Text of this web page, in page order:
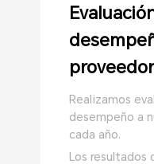
Realizamos
desempeño a
cada año.
Los resultados